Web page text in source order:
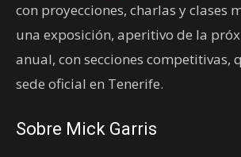
con proyecciones, charlas y clases
una exposición, aperitivo de la
anual, con secciones competitivas,
sede oficial en Tenerife.
Sobre Mick Garris